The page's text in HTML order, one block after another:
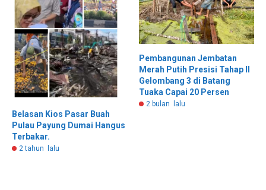
Belasan Kios Pasar Buah
Pulau Payung Dumai Hangus
Terbakar.
2 tahun lalu
Pembangunan Jembatan
Merah Putih Presisi Tahap II
Gelombang 3 di Batang
Tuaka Capai 20 Persen
2 bulan lalu